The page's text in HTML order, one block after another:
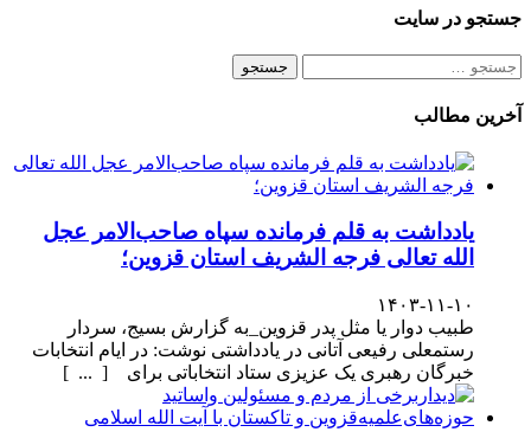
جستجو در سایت
جستجو
آخرین مطالب
یادداشت به قلم فرمانده سپاه صاحب‌الامر عجل
الله تعالی فرجه الشریف استان قزوین؛
۱۴۰۳-۱۱-۱۰
طبیب دوار یا مثل پدر قزوین_به گزارش بسیج، سردار
رستمعلی رفیعی آتانی در یادداشتی نوشت: در ایام انتخابات
خبرگان رهبری یک عزیزی ستاد انتخاباتی برای [ ... ]